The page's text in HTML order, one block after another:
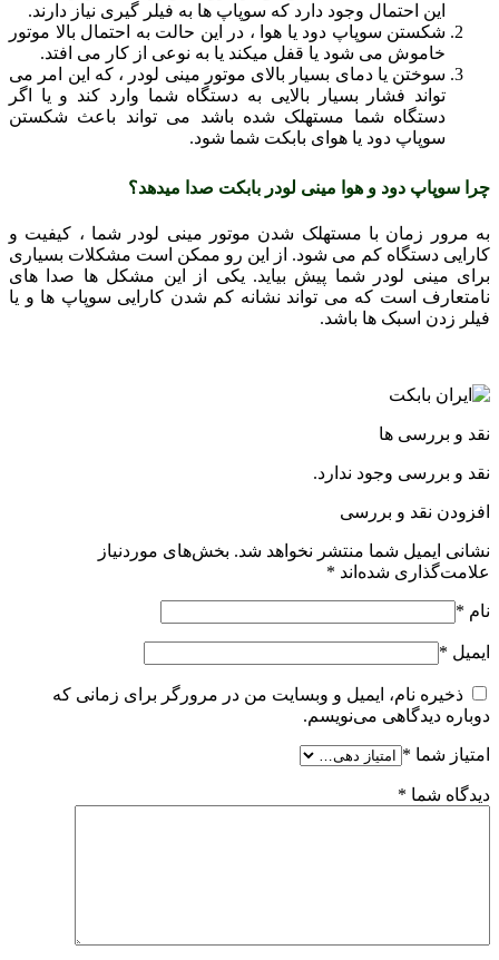
این احتمال وجود دارد که سوپاپ ها به فیلر گیری نیاز دارند.
شکستن سوپاپ دود یا هوا ، در این حالت به احتمال بالا موتور
خاموش می شود یا قفل میکند یا به نوعی از کار می افتد.
سوختن یا دمای بسیار بالای موتور مینی لودر ، که این امر می
تواند فشار بسیار بالایی به دستگاه شما وارد کند و یا اگر
دستگاه شما مستهلک شده باشد می تواند باعث شکستن
سوپاپ دود یا هوای بابکت شما شود.
چرا سوپاپ دود و هوا مینی لودر بابکت صدا میدهد؟
به مرور زمان با مستهلک شدن موتور مینی لودر شما ، کیفیت و
کارایی دستگاه کم می شود. از این رو ممکن است مشکلات بسیاری
برای مینی لودر شما پیش بیاید. یکی از این مشکل ها صدا های
نامتعارف است که می تواند نشانه کم شدن کارایی سوپاپ ها و یا
فیلر زدن اسبک ها باشد.
نقد و بررسی ها
نقد و بررسی وجود ندارد.
افزودن نقد و بررسی
نشانی ایمیل شما منتشر نخواهد شد. بخش‌های موردنیاز
علامت‌گذاری شده‌اند *
نام *
ایمیل *
ذخیره نام، ایمیل و وبسایت من در مرورگر برای زمانی که
دوباره دیدگاهی می‌نویسم.
امتیاز شما *
دیدگاه شما *